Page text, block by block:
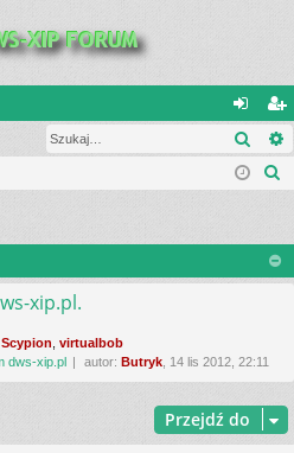
al
og
si
ę
ar
ej
tru
ja
xip.pl.
Scypion virtualbob
dws-xip.pl autor: Butryk , 14 lis 2012, 22:11
Przejdź do